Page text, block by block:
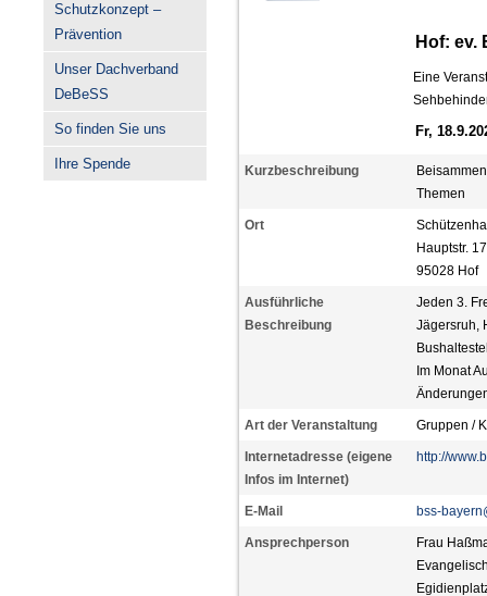
Schutzkonzept –
Prävention
Unser Dachverband
DeBeSS
So finden Sie uns
Ihre Spende
Hof: ev.
Eine
Fr,
Kurzbeschreibung
Themen
Ort
Hauptstr. 17
95028 Hof
Ausführliche
Beschreibung
Jeden 3.
Jägersruh,
Im Monat
Art der Veranstaltung Gruppen /
Internetadresse (eigene
Infos im Internet)
http://
E-Mail bss-
Ansprechperson
Frau